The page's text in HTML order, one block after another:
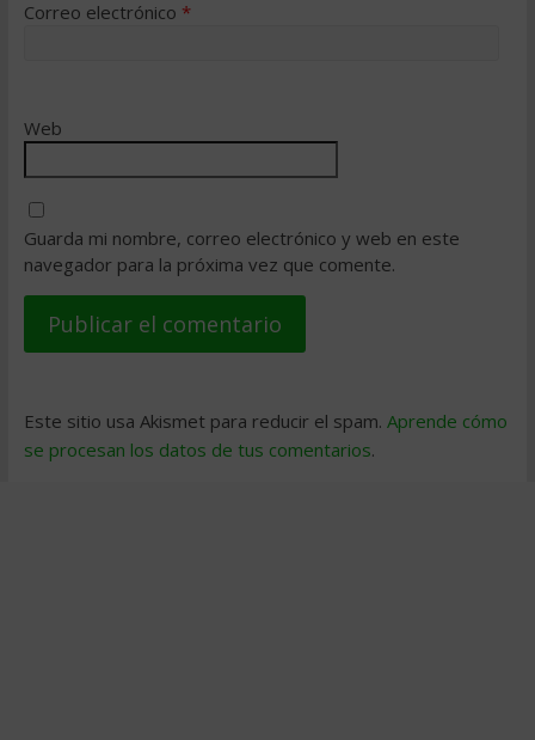
Correo electrónico *
Web
Guarda mi nombre, correo electrónico y web en este
navegador para la próxima vez que comente.
Este sitio usa Akismet para reducir el spam. Aprende cómo
se procesan los datos de tus comentarios.